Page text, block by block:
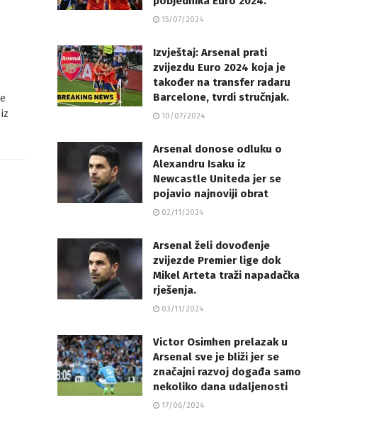
15/07/2024
Izvještaj: Arsenal prati
zvijezdu Euro 2024 koja je
također na transfer radaru
Barcelone, tvrdi stručnjak.
10/07/2024
Arsenal donose odluku o
Alexandru Isaku iz
Newcastle Uniteda jer se
pojavio najnoviji obrat
02/11/2024
Arsenal želi dovođenje
zvijezde Premier lige dok
Mikel Arteta traži napadačka
rješenja.
03/11/2024
Victor Osimhen prelazak u
Arsenal sve je bliži jer se
značajni razvoj događa samo
nekoliko dana udaljenosti
17/06/2024